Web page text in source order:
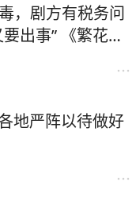
，剧方有税务问
出事” 《繁花》
地严阵以待做好